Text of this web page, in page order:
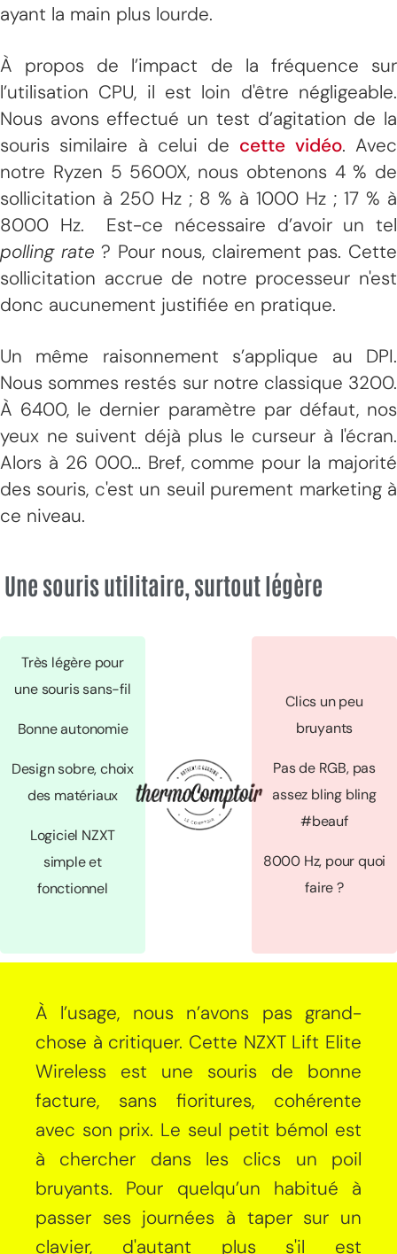
ayant la main plus lourde.
À propos de l’impact de la fréquence sur
l’utilisation CPU, il est loin d'être négligeable.
Nous avons effectué un test d’agitation de la
souris similaire à celui de cette vidéo. Avec
notre Ryzen 5 5600X, nous obtenons 4 % de
sollicitation à 250 Hz ; 8 % à 1000 Hz ; 17 % à
8000 Hz. Est-ce nécessaire d’avoir un tel
polling rate? Pour nous, clairement pas. Cette
sollicitation accrue de notre processeur n'est
donc aucunement justifiée en pratique.
Un même raisonnement s’applique au DPI.
Nous sommes restés sur notre classique 3200.
À 6400, le dernier paramètre par défaut, nos
yeux ne suivent déjà plus le curseur à l'écran.
Alors à 26 000… Bref, comme pour la majorité
des souris, c'est un seuil purement marketing à
ce niveau.
Une souris utilitaire, surtout légère
Très légère pour
une souris sans-fil
Bonne autonomie
Design sobre, choix
des matériaux
Logiciel NZXT
simple et
fonctionnel
Clics un peu
bruyants
Pas de RGB, pas
assez bling bling
#beauf
8000 Hz, pour quoi
faire ?
À l’usage, nous n’avons pas grand-
chose à critiquer. Cette NZXT Lift Elite
Wireless est une souris de bonne
facture, sans fioritures, cohérente
avec son prix. Le seul petit bémol est
à chercher dans les clics un poil
bruyants. Pour quelqu’un habitué à
passer ses journées à taper sur un
clavier, d'autant plus s'il est